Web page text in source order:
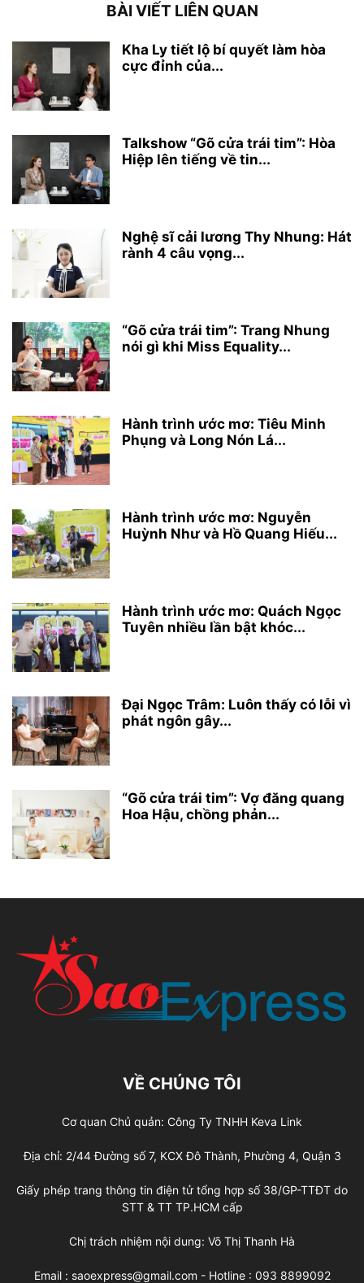
BÀI VIẾT LIÊN QUAN
Kha Ly tiết lộ bí quyết làm hòa
cực đỉnh của...
Talkshow “Gõ cửa trái tim”: Hòa
Hiệp lên tiếng về tin...
Nghệ sĩ cải lương Thy Nhung: Hát
rành 4 câu vọng...
“Gõ cửa trái tim”: Trang Nhung
nói gì khi Miss Equality...
Hành trình ước mơ: Tiêu Minh
Phụng và Long Nón Lá...
Hành trình ước mơ: Nguyễn
Huỳnh Như và Hồ Quang Hiếu...
Hành trình ước mơ: Quách Ngọc
Tuyên nhiều lần bật khóc...
Đại Ngọc Trâm: Luôn thấy có lỗi vì
phát ngôn gây...
“Gõ cửa trái tim”: Vợ đăng quang
Hoa Hậu, chồng phản...
VỀ CHÚNG TÔI
Cơ quan Chủ quản: Công Ty TNHH Keva Link
Địa chỉ: 2/44 Đường số 7, KCX Đô Thành, Phường 4, Quận 3
Giấy phép trang thông tin điện tử tổng hợp số 38/GP-TTĐT do
STT & TT TP.HCM cấp
Chị trách nhiệm nội dung: Võ Thị Thanh Hà
Email : saoexpress@gmail.com - Hotline : 093 8899092